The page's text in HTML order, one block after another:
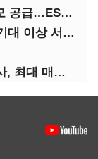
포스코퓨처엠, LFP 양극재 첫 대규모 공급…ESS 시장 공략
트리니티항공 출범…“합리적 가격·기대 이상 서비스로 승부”
고부가 타이어가 갈랐다…타이어 3사, 최대 매출에도 영업익 희비